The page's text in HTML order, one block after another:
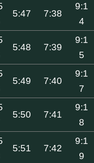
5:47 7:38
9:1
4
5:48 7:39
9:1
5
5:49 7:40
9:1
7
5:50 7:41
9:1
8
5:51 7:42
9:1
9